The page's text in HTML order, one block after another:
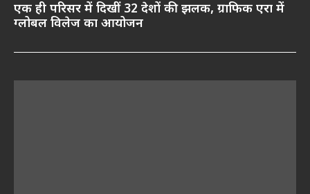
एक ही परिसर में दिखीं 32 देशों की झलक, ग्राफिक एरा में
ग्लोबल विलेज का आयोजन